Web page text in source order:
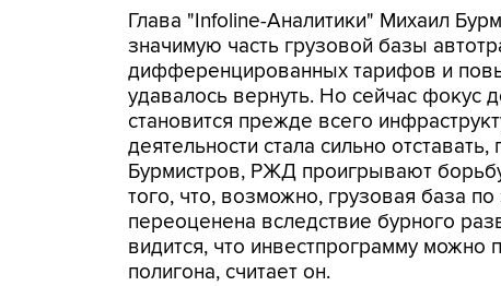
Глава "Infoline-Аналитики" Михаил
значимую часть грузовой базы
дифференцированных тарифов и
удавалось вернуть. Но сейчас фокус
становится прежде всего
деятельности стала сильно
Бурмистров, РЖД проигрывают
того, что, возможно, грузовая база
переоценена вследствие бурного
видится, что инвестпрограмму можно
полигона, считает он.